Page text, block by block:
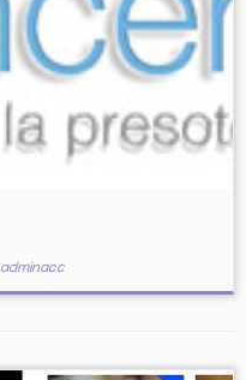
adminacc